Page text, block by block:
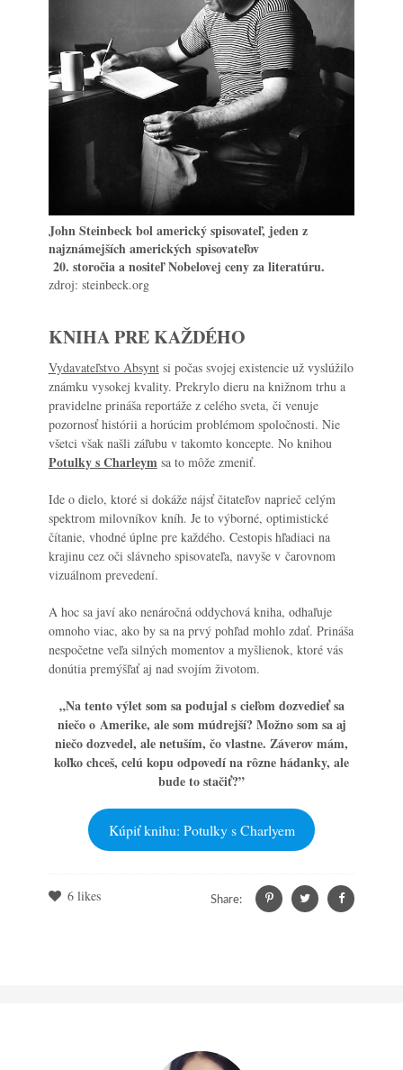
John Steinbeck bol americký spisovateľ, jeden z
najznámejších amerických spisovateľov
20. storočia a nositeľ Nobelovej ceny za literatúru.
zdroj: steinbeck.org
KNIHA PRE KAŽDÉHO
Vydavateľstvo Absyntsi počas svojej existencie už vyslúžilo
známku vysokej kvality. Prekrylo dieru na knižnom trhu a
pravidelne prináša reportáže z celého sveta, či venuje
pozornosť histórii a horúcim problémom spoločnosti. Nie
všetci však našli záľubu v takomto koncepte. No knihou
Potulky s Charleymsa to môže zmeniť.
Ide o dielo, ktoré si dokáže nájsť čitateľov naprieč celým
spektrom milovníkov kníh. Je to výborné, optimistické
čítanie, vhodné úplne pre každého. Cestopis hľadiaci na
krajinu cez oči slávneho spisovateľa, navyše v čarovnom
vizuálnom prevedení.
A hoc sa javí ako nenáročná oddychová kniha, odhaľuje
omnoho viac, ako by sa na prvý pohľad mohlo zdať. Prináša
nespočetne veľa silných momentov a myšlienok, ktoré vás
donútia premýšľať aj nad svojím životom.
„Na tento výlet som sa podujal s cieľom dozvedieť sa
niečo o Amerike, ale som múdrejší? Možno som sa aj
niečo dozvedel, ale netuším, čo vlastne. Záverov mám,
koľko chceš, celú kopu odpovedí na rôzne hádanky, ale
bude to stačiť?”
Kúpiť knihu: Potulky s Charlyem
6likes Share: